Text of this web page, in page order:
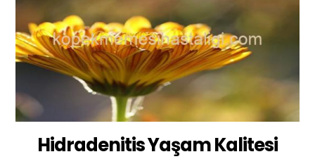
Hidradenitis Yaşam Kalitesi